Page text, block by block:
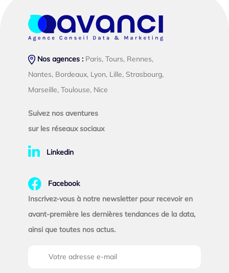
Nos agences :Paris, Tours, Rennes,
Nantes, Bordeaux, Lyon, Lille, Strasbourg,
Marseille, Toulouse, Nice
Suivez nos aventures
sur les réseaux sociaux
Linkedin
Facebook
Inscrivez-vous à notre newsletter pour recevoir en
avant-première les dernières tendances de la data,
ainsi que toutes nos actus.